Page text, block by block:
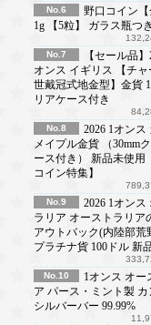
No.6
野口コイン
1g 【5粒】 ガラス瓶つき
No.7
【セール品
オンス イギリス 【チャ
世戴冠式地金型】金貨
リアケース付き
No.8
2026 1オンス
メイプル金貨 （30mm
ース付き） 新品未使用
コイン特集】
No.9
2026 1オンス
ラリア オーストラリア
アウトバック(内陸部荒
プラチナ貨 100ドル 新
No.10
1オンス オー
ア パース・ミント製 カ
シルバーバー 99.99%